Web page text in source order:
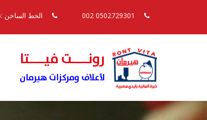
الخط الساخن :16896
رونــــت فيــــتا
لأعلاف ومركزات هيرمان